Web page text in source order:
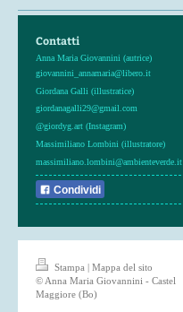
Contatti
Anna Maria Giovannini (autrice)
giovannini_annamaria@libero.it
Giordana Galli (illustratice)
giordanagalli29@gmail.com
@giordyg.art (Instagram)
Massimiliano Lombini (illustratore)
massimiliano.lombini@ambienteverde.it
Condividi
Stampa | Mappa del sito
© Anna Maria Giovannini - Castel
Maggiore (Bo)